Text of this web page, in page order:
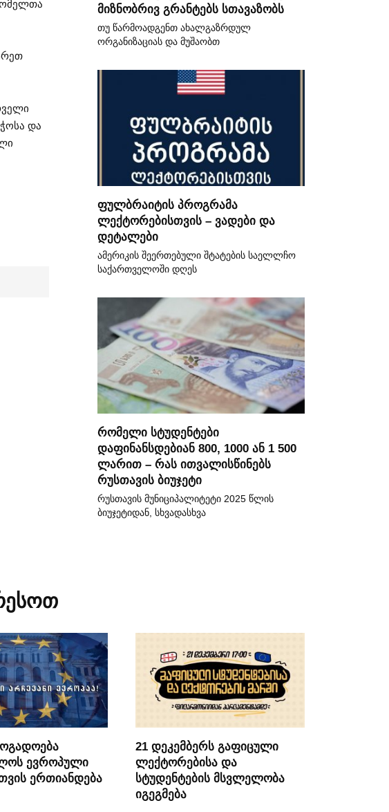
და
მიზნობრივ გრანტებს სთავაზობს
თუ წარმოადგენთ ახალგაზრდულ
ორგანიზაციას და მუშაობთ
ფულბრაიტის პროგრამა
ლექტორებისთვის – ვადები და
დეტალები
ამერიკის შეერთებული შტატების საელლჩო
საქართველოში დღეს
რომელი სტუდენტები
დაფინანსდებიან 800, 1000 ან 1 500
ლარით – რას ითვალისწინებს
რუსთავის ბიუჯეტი
რუსთავის მუნიციპალიტეტი 2025 წლის
ბიუჯეტიდან, სხვადასხვა
ევროპული
ერთიანდება
21 დეკემბერს გაფიცული
ლექტორებისა და
სტუდენტების მსვლელობა
იგეგმება